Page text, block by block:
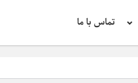
تماس با ما